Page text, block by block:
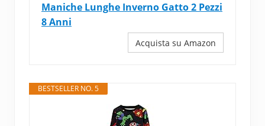
Maniche Lunghe Inverno Gatto 2 Pezzi
8 Anni
Acquista su Amazon
BESTSELLER NO. 5